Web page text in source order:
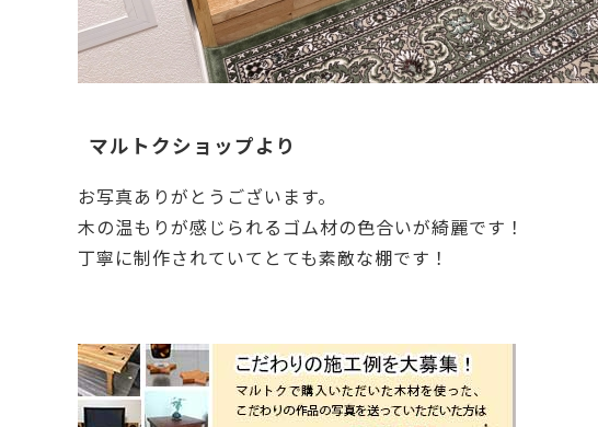
マルトクショップより
お写真ありがとうございます。
木の温もりが感じられるゴム材の色合いが綺麗です！
丁寧に制作されていてとても素敵な棚です！